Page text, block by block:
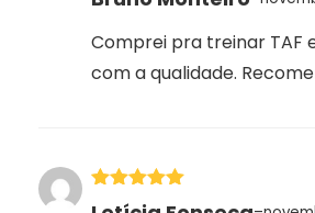
de 5
Comprei pra treinar TAF
com a qualidade.
Avaliação